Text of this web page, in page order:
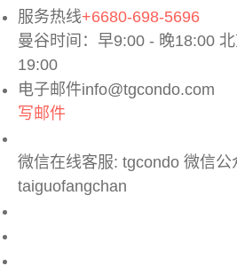
曼谷MRT Wong
曼谷MRT Yaek
曼谷MRTA Si
曼谷Rama
服务热线+6680-698-5696
曼谷时间：早9:00 - 晚18:00
19:00
电子邮件info@tgcondo.com
写邮件
微信在线客服: tgcondo 微信公
taiguofangchan